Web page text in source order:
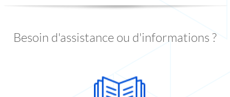
Besoin d'assistance ou d'informations ?